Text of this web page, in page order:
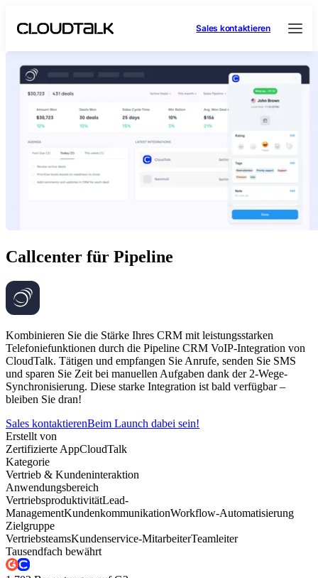
Sales kontaktieren
Callcenter für Pipeline
Kombinieren Sie die Stärke Ihres CRM mit leistungsstarken
Telefoniefunktionen durch die Pipeline CRM VoIP-Integration von
CloudTalk. Tätigen und empfangen Sie Anrufe, senden Sie SMS
und sparen Sie Zeit bei manuellen Aufgaben dank der 2-Wege-
Synchronisierung. Diese starke Integration ist bald verfügbar –
bleiben Sie dran!
Sales kontaktierenBeim Launch dabei sein!
Erstellt von
Zertifizierte AppCloudTalk
Kategorie
Vertrieb & Kundeninteraktion
Anwendungsbereich
VertriebsproduktivitätLead-
ManagementKundenkommunikationWorkflow-Automatisierung
Zielgruppe
VertriebsteamsKundenservice-MitarbeiterTeamleiter
Tausendfach bewährt